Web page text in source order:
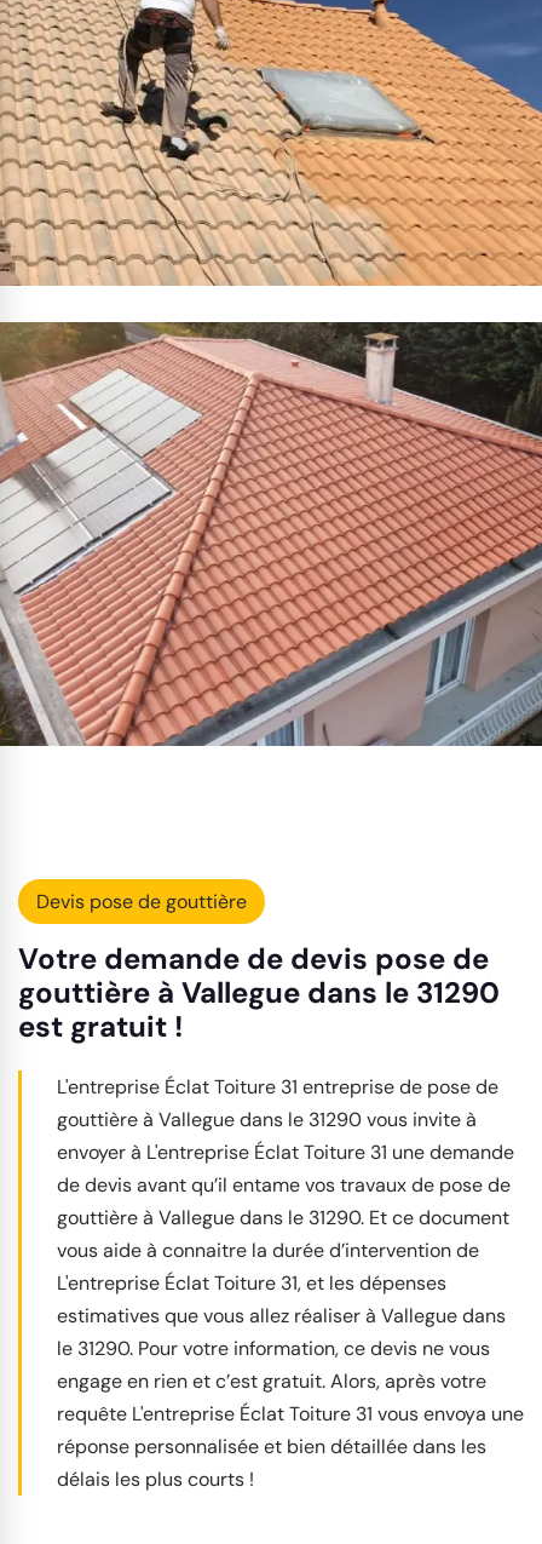
Devis pose de gouttière
Votre demande de devis pose de
gouttière à Vallegue dans le 31290
est gratuit !
L'entreprise Éclat Toiture 31 entreprise de pose de
gouttière à Vallegue dans le 31290 vous invite à
envoyer à L'entreprise Éclat Toiture 31 une demande
de devis avant qu’il entame vos travaux de pose de
gouttière à Vallegue dans le 31290. Et ce document
vous aide à connaitre la durée d’intervention de
L'entreprise Éclat Toiture 31, et les dépenses
estimatives que vous allez réaliser à Vallegue dans
le 31290. Pour votre information, ce devis ne vous
engage en rien et c’est gratuit. Alors, après votre
requête L'entreprise Éclat Toiture 31 vous envoya une
réponse personnalisée et bien détaillée dans les
délais les plus courts !